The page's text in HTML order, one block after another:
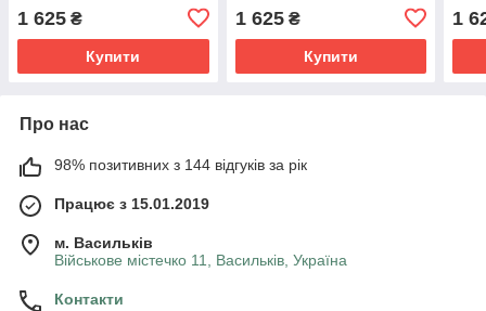
1 625 ₴
Купити
мікрофібра
1 625₴
Купити
1
Про нас
98% позитивних з 144 відгуків за рік
Працює з 15.01.2019
м. Васильків
Військове містечко 11, Васильків, Україна
Контакти